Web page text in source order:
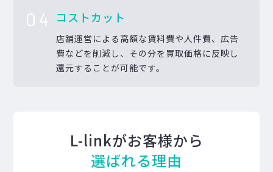
04 コストカット
店舗運営による高額な賃料費や人件費、広告
費などを削減し、その分を買取価格に反映し
還元することが可能です。
L-linkがお客様から
選ばれる理由